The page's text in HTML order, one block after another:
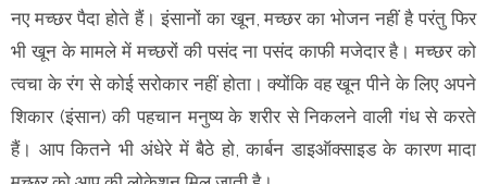
नए मच्छर पैदा होते हैं। इंसानों का खून, मच्छर का भोजन नहीं है परंतु फिर
भी खून के मामले में मच्छरों की पसंद ना पसंद काफी मजेदार है। मच्छर को
त्वचा के रंग से कोई सरोकार नहीं होता। क्योंकि वह खून पीने के लिए अपने
शिकार (इंसान) की पहचान मनुष्य के शरीर से निकलने वाली गंध से करते
हैं। आप कितने भी अंधेरे में बैठे हो, कार्बन डाइऑक्साइड के कारण मादा